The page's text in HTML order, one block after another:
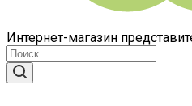
Интернет-магазин